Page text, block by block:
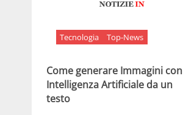
Tecnologia Top-News
Come generare Immagini con
Intelligenza Artificiale da un
testo